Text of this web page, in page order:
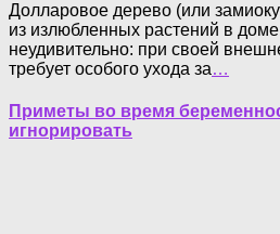
Долларовое дерево (или
из излюбленных растений в
неудивительно: при своей
требует особого ухода за…
Приметы во время
игнорировать